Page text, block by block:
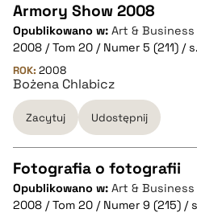
pobierz cytat
CZYSTY TEKST
pobierz cytat
BIBTEX
pobierz cytat
Armory Show 2008
Opublikowano w: Art &
2008 / Tom 20 / Numer 5 (211) /
ROK: 2008
Bożena Chlabicz
Zacytuj Udostępnij
CZYSTY TEKST
Fotografia o fotografii
Opublikowano w: Art &
2008 / Tom 20 / Numer 9 (215) /